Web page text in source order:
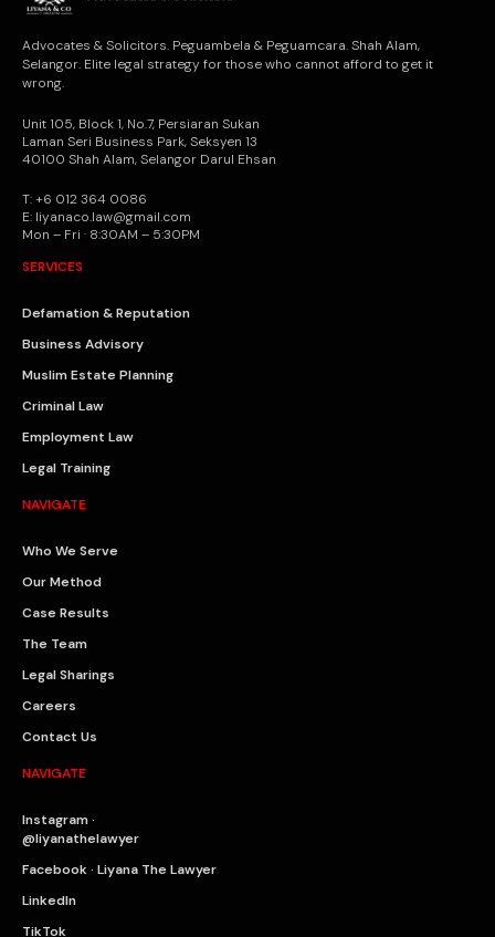
Advocates & Solicitors. Peguambela & Peguamcara. Shah Alam,
Selangor. Elite legal strategy for those who cannot afford to get it
wrong.
Unit 105, Block 1, No.7, Persiaran Sukan
Laman Seri Business Park, Seksyen 13
40100 Shah Alam, Selangor Darul Ehsan
T: +6 012 364 0086
E: liyanaco.law@gmail.com
Mon – Fri · 8:30AM – 5:30PM
SERVICES
Defamation & Reputation
Business Advisory
Muslim Estate Planning
Criminal Law
Employment Law
Legal Training
NAVIGATE
Who We Serve
Our Method
Case Results
The Team
Legal Sharings
Careers
Contact Us
NAVIGATE
Instagram ·
@liyanathelawyer
Facebook · Liyana The Lawyer
LinkedIn
TikTok